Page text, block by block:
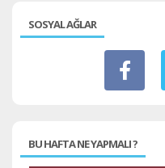
SOSYAL AĞLAR
BU HAFTA NE YAPMALI ?